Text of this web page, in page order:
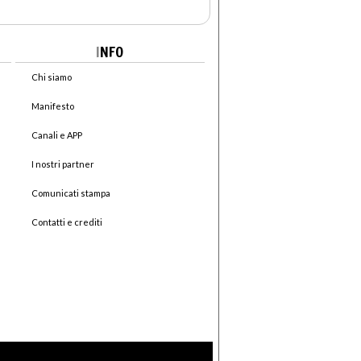
INFO
Chi siamo
Manifesto
Canali e APP
I nostri partner
Comunicati stampa
Contatti e crediti